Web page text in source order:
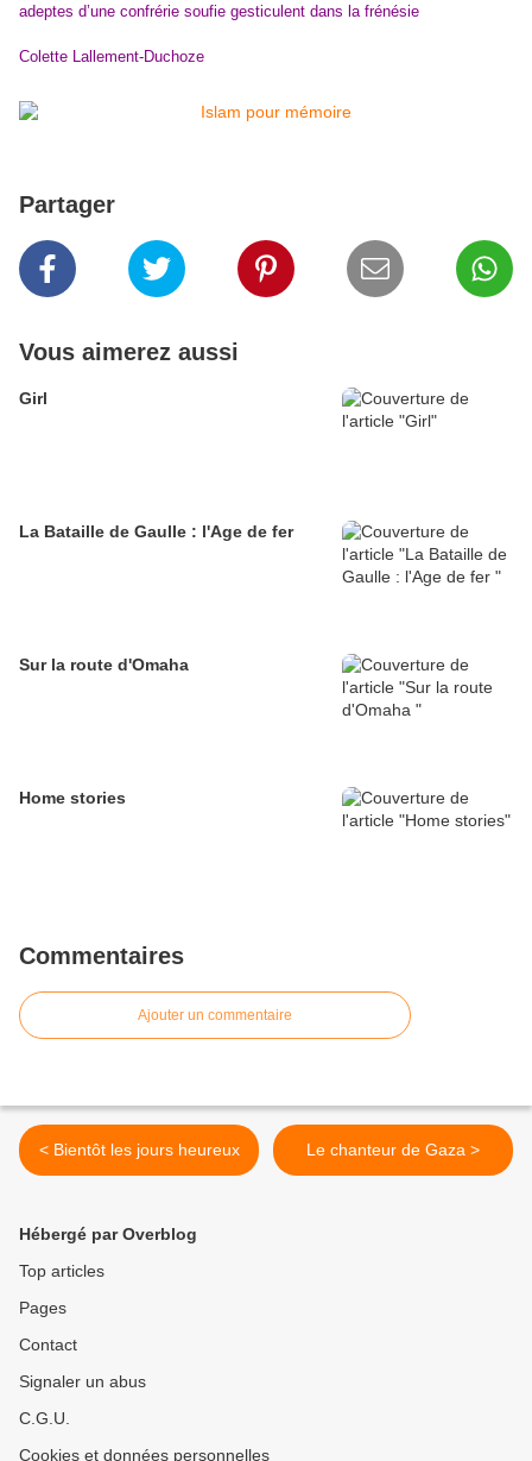
adeptes d’une confrérie soufie gesticulent dans la frénésie
Colette Lallement-Duchoze
Partager
Vous aimerez aussi
Girl
La Bataille de Gaulle : l'Age de fer
Sur la route d'Omaha
Home stories
Commentaires
Ajouter un commentaire
< Bientôt les jours heureux Le chanteur de Gaza >
Hébergé par Overblog
Top articles
Pages
Contact
Signaler un abus
C.G.U.
Cookies et données personnelles